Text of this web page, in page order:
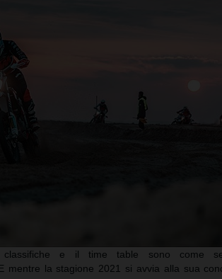
e il time table sono come
E mentre la stagione 2021 si avvia alla sua